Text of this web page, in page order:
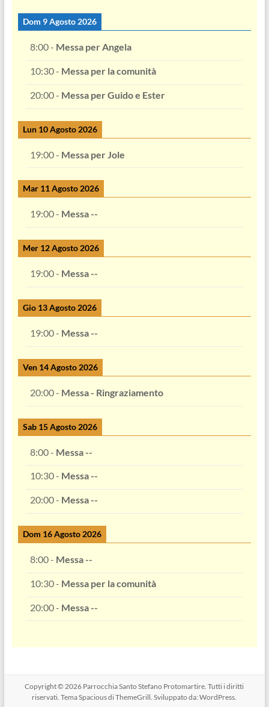
Dom 9 Agosto 2026
8:00- Messa per Angela
10:30- Messa per la comunità
20:00- Messa per Guido e Ester
Lun 10 Agosto 2026
19:00- Messa per Jole
Mar 11 Agosto 2026
19:00- Messa --
Mer 12 Agosto 2026
19:00- Messa --
Gio 13 Agosto 2026
19:00- Messa --
Ven 14 Agosto 2026
20:00- Messa - Ringraziamento
Sab 15 Agosto 2026
8:00- Messa --
10:30- Messa --
20:00- Messa --
Dom 16 Agosto 2026
8:00- Messa --
10:30- Messa per la comunità
20:00- Messa --
Copyright © 2026 Parrocchia Santo Stefano Protomartire. Tutti i diritti
riservati. TemaSpaciousdi ThemeGrill. Sviluppato da:WordPress.